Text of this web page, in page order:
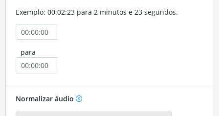
Exemplo: 00:02:23 para 2 minutos e 23 segundos.
para
Normalizar áudio